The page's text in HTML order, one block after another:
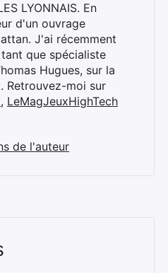
LYONNAIS. En
d'un ouvrage
J'ai récemment
que spécialiste
Hugues, sur la
Retrouvez-moi sur
, LeMagJeuxHighTech
de l'auteur